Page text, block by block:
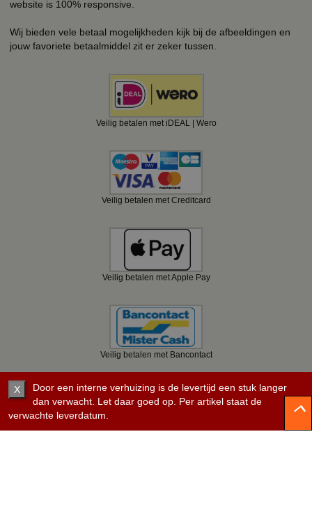
website is 100% responsive.
Wij bieden vele betaal mogelijkheden kijk bij de afbeeldingen en
jouw favoriete betaalmiddel zit er zeker tussen.
Veilig betalen met iDEAL | Wero
Veilig betalen met Creditcard
Veilig betalen met Apple Pay
Veilig betalen met Bancontact
Veilig betalen met KBC
X
Door een interne verhuizing is de levertijd een stuk langer
dan verwacht. Let daar goed op. Per artikel staat de
verwachte leverdatum.